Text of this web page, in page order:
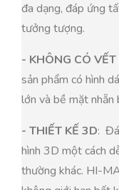
đa dạng, đáp ứng
tưởng tượng.
- KHÔNG CÓ VẾT
sản phẩm có hình
lớn và bề mặt nhẵn
- THIẾT KẾ 3D:
hình 3D một cách
thường khác. HI-